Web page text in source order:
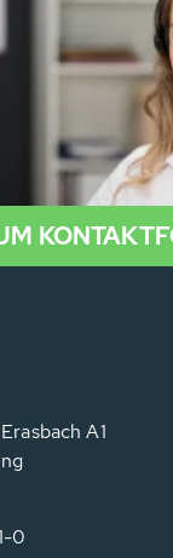
A1
0